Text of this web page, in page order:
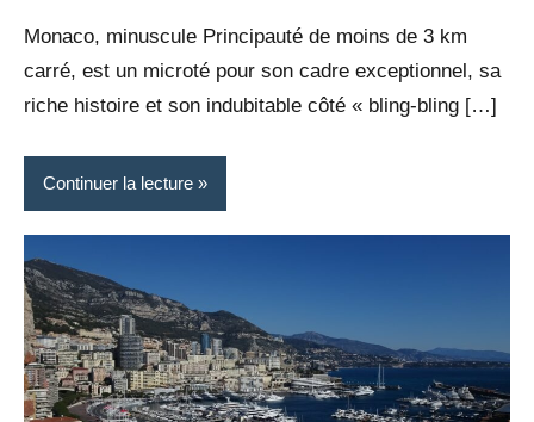
Monaco, minuscule Principauté de moins de 3 km
carré, est un microté pour son cadre exceptionnel, sa
riche histoire et son indubitable côté « bling-bling […]
Continuer la lecture